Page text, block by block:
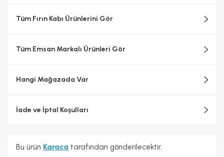
Tüm Fırın Kabı Ürünlerini Gör
Tüm Emsan Markalı Ürünleri Gör
Hangi Mağazada Var
İade ve İptal Koşulları
Bu ürün Karaca tarafından gönderilecektir.